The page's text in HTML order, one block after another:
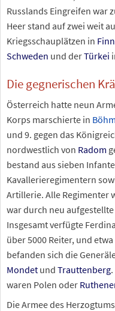
Russlands Eingreifen war
Heer stand auf zwei weit
Kriegsschauplätzen in
Schweden und derTürkei
Die gegnerischen
Österreich hatte neun
Korps marschierte in
und 9. gegen das
nordwestlich von Radom
bestand aus sieben
Kavallerieregimentern
Artillerie. Alle Regimenter
war durch neu aufgestellte
Insgesamt verfügte
über 5000 Reiter, und
befanden sich die
Mondet und Trauttenberg
waren Polen oder
Die Armee des